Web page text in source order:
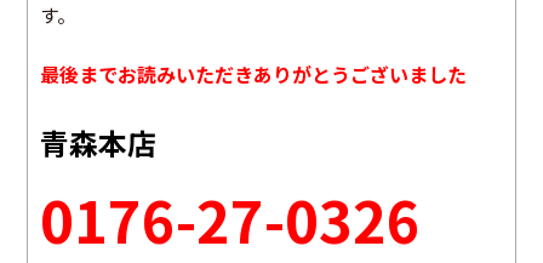
す。
最後までお読みいただきありがとうございました
青森本店
0176-27-0326